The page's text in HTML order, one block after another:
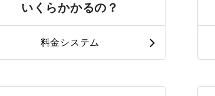
いくらかかるの？
料金システム